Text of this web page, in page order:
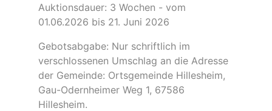
Auktionsdauer: 3 Wochen - vom
01.06.2026 bis 21. Juni 2026
Gebotsabgabe: Nur schriftlich im
verschlossenen Umschlag an die Adresse
der Gemeinde: Ortsgemeinde Hillesheim,
Gau-Odernheimer Weg 1, 67586
Hillesheim.